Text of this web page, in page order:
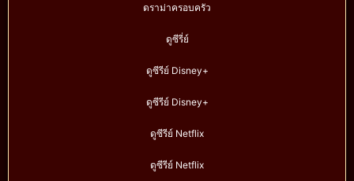
ดราม่าครอบครัว
ดูซีรี่ย์
ดูซีรีย์ Disney+
ดูซีรีย์ Disney+
ดูซีรีย์ Netflix
ดูซีรีย์ Netflix